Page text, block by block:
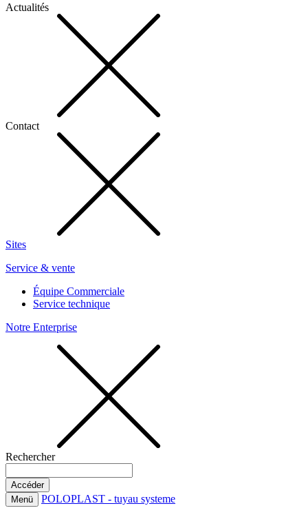
Actualités
Contact
Sites
Service & vente
Équipe Commerciale
Service technique
Notre Enterprise
Rechercher
Menü POLOPLAST - tuyau systeme